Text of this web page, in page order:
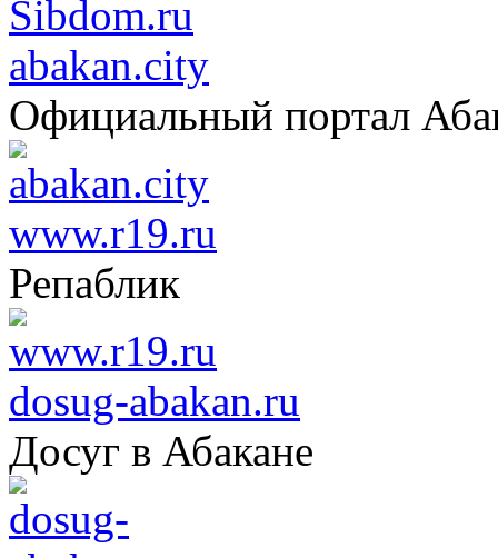
abakan.city
Официальный портал
www.r19.ru
Репаблик
dosug-abakan.ru
Досуг в Абакане